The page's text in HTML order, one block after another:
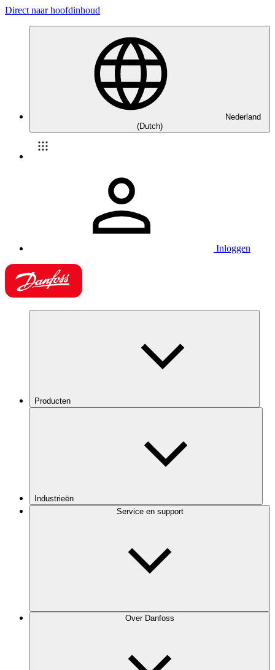
Direct naar hoofdinhoud
Nederland
(Dutch)
Inloggen
Producten
Industrieën
Service en support
Over Danfoss